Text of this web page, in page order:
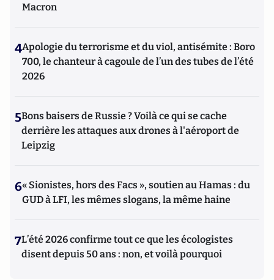
Macron
4Apologie du terrorisme et du viol, antisémite : Boro
700, le chanteur à cagoule de l’un des tubes de l’été
2026
5Bons baisers de Russie ? Voilà ce qui se cache
derrière les attaques aux drones à l'aéroport de
Leipzig
6« Sionistes, hors des Facs », soutien au Hamas : du
GUD à LFI, les mêmes slogans, la même haine
7L’été 2026 confirme tout ce que les écologistes
disent depuis 50 ans : non, et voilà pourquoi